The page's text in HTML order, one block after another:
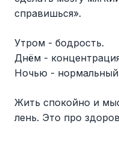
справишься».
Утром - бодрость.
Днём -
Ночью - нормальный
Жить спокойно и
лень. Это про